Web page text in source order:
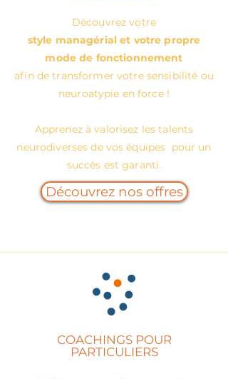
Découvrez votre
style managérial et votre propre
mode de fonctionnement
afin de transformer votre sensibilité ou
neuroatypie en force !
Apprenez à valorisez les talents
neurodiverses de vos équipes pour un
succès est garanti.
Découvrez nos offres
COACHINGS POUR
PARTICULIERS